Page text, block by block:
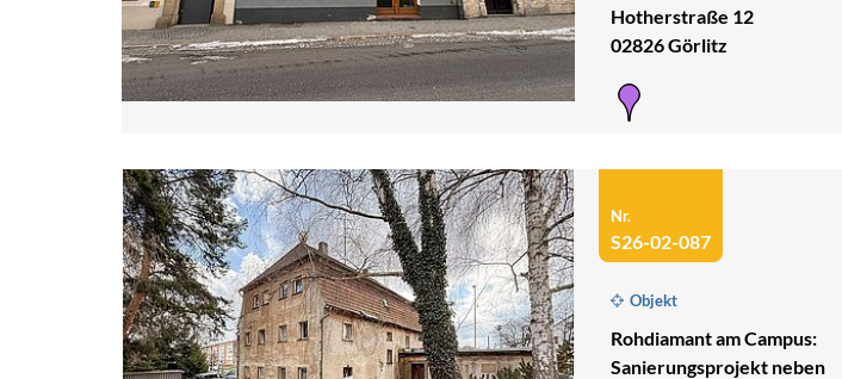
Hotherstraße 12
02826 Görlitz
Nr.
S26-02-087
Objekt
Rohdiamant am Campus:
Sanierungsprojekt neben